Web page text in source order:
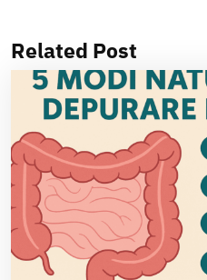
Related Post